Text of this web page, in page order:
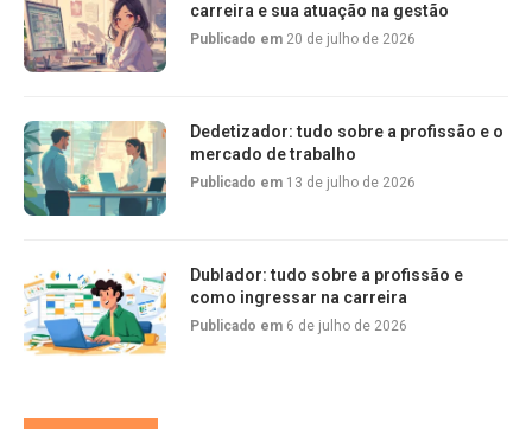
carreira e sua atuação na gestão
Publicado em 20 de julho de 2026
Dedetizador: tudo sobre a profissão e o
mercado de trabalho
Publicado em 13 de julho de 2026
Dublador: tudo sobre a profissão e
como ingressar na carreira
Publicado em 6 de julho de 2026